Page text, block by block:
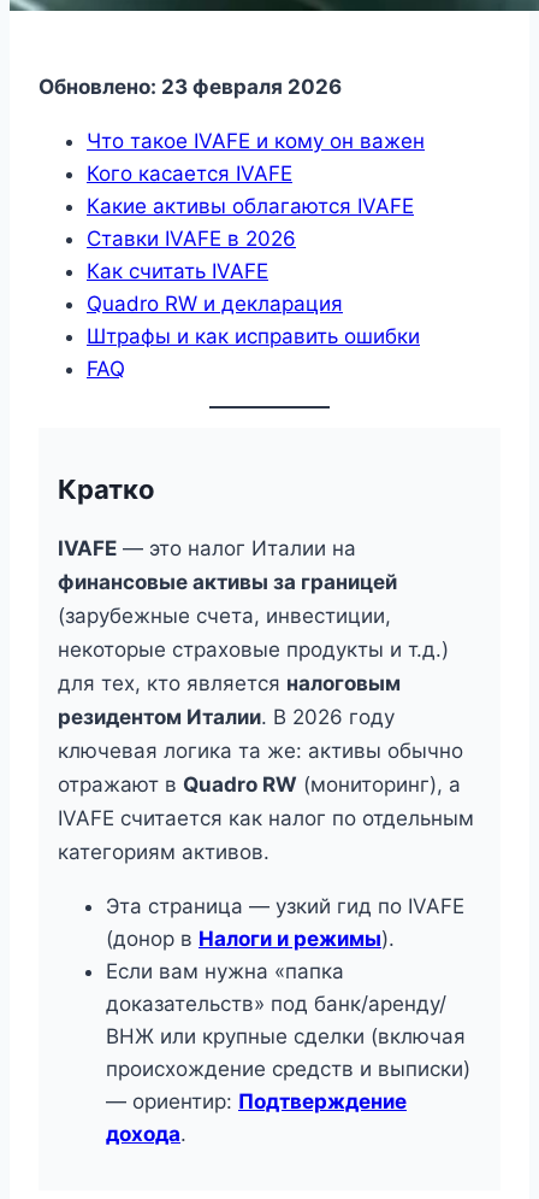
Обновлено: 23 февраля 2026
Что такое IVAFE и кому он важен
Кого касается IVAFE
Какие активы облагаются IVAFE
Ставки IVAFE в 2026
Как считать IVAFE
Quadro RW и декларация
Штрафы и как исправить ошибки
FAQ
Кратко
IVAFE — это налог Италии на
финансовые активы за границей
(зарубежные счета, инвестиции,
некоторые страховые продукты и т.д.)
для тех, кто является налоговым
резидентом Италии. В 2026 году
ключевая логика та же: активы обычно
отражают в Quadro RW (мониторинг), а
IVAFE считается как налог по отдельным
категориям активов.
Эта страница — узкий гид по IVAFE
(донор в Налоги и режимы).
Если вам нужна «папка
доказательств» под банк/аренду/
ВНЖ или крупные сделки (включая
происхождение средств и выписки)
— ориентир: Подтверждение
дохода.